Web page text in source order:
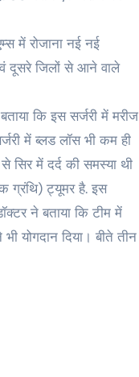
में रोजाना नई नई
दूसरे जिलों से आने वाले
कि इस सर्जरी में मरीज
में ब्लड लॉस भी कम ही
सिर में दर्द की समस्या थी
ग्रंथि) ट्यूमर है. इस
ने बताया कि टीम में
योगदान दिया। बीते तीन